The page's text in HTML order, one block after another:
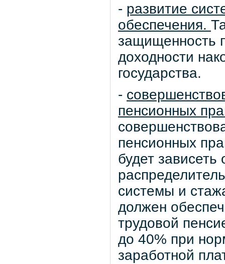
- развитие
обеспечения.
защищенность
доходности
государства.
-
пенсионных
пенсионных
будет зависеть
системы и
должен
трудовой
до 40% при
заработной